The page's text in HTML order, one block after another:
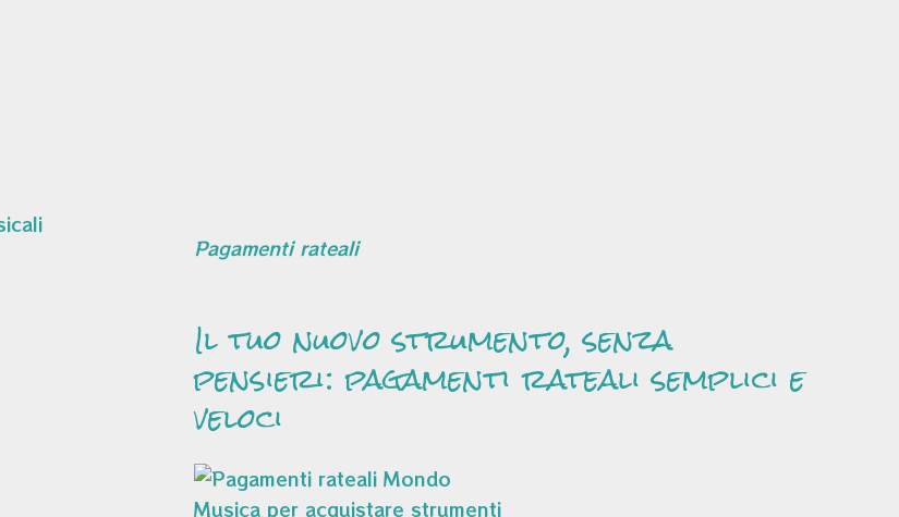
Pagamenti rateali
Il tuo nuovo strumento, senza
pensieri: pagamenti rateali semplici e
veloci